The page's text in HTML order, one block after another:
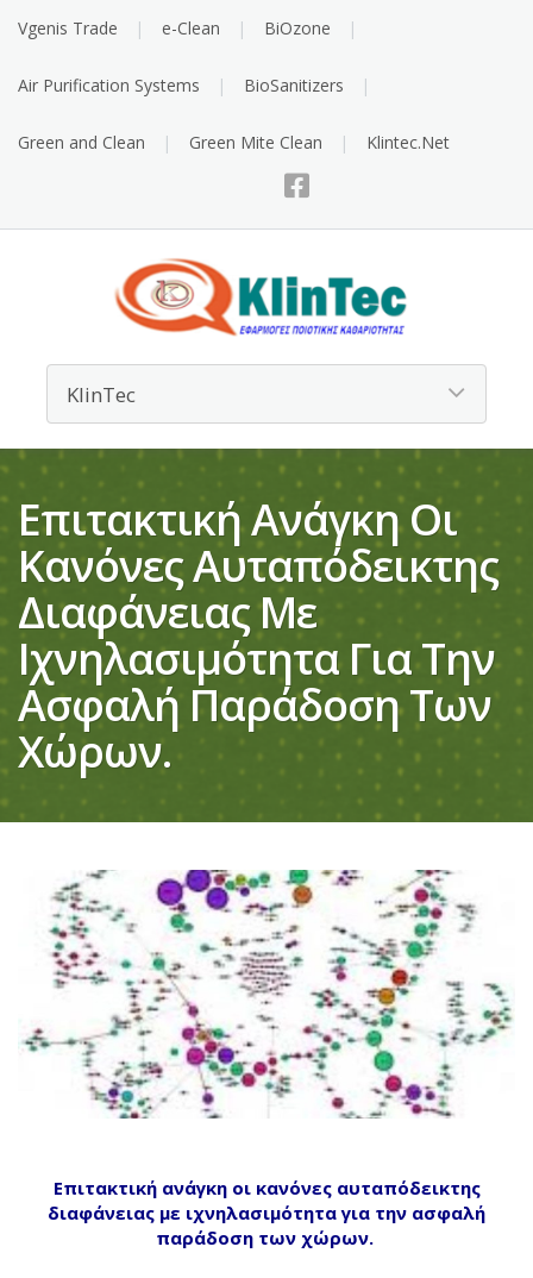
Vgenis Trade e-Clean BiOzone
Air Purification Systems BioSanitizers
Green and Clean Green Mite Clean Klintec.Net
Επιτακτική Ανάγκη Οι
Κανόνες Αυταπόδεικτης
Διαφάνειας Με
Ιχνηλασιμότητα Για Την
Ασφαλή Παράδοση Των
Χώρων.
Επιτακτική ανάγκη οι κανόνες αυταπόδεικτης
διαφάνειας με ιχνηλασιμότητα για την ασφαλή
παράδοση των χώρων.